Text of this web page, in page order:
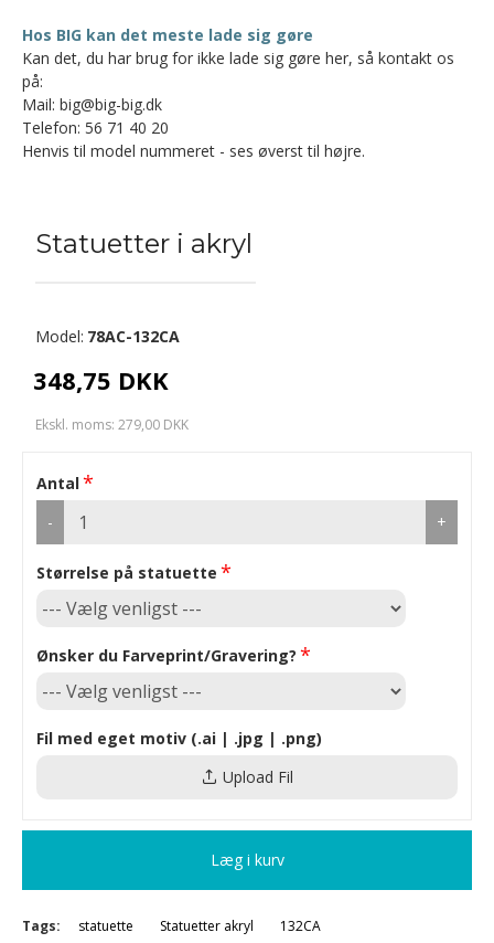
Hos BIG kan det meste lade sig gøre
Kan det, du har brug for ikke lade sig gøre her, så kontakt os
på:
Mail: big@big-big.dk
Telefon: 56 71 40 20
Henvis til model nummeret - ses øverst til højre.
Statuetter i akryl
348,75 DKK
Ekskl. moms: 279,00 DKK
Model: 78AC-132CA
Antal
-
+
Størrelse på statuette
Ønsker du Farveprint/Gravering?
Fil med eget motiv (.ai | .jpg | .png)
Upload Fil
Læg i kurv
Tags: statuette Statuetter akryl 132CA